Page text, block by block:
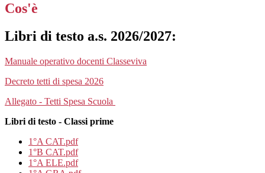
Cos'è
Libri di testo a.s. 2026/2027:
Manuale operativo docenti Classeviva
Decreto tetti di spesa 2026
Allegato - Tetti Spesa Scuola
Libri di testo - Classi prime
1°A CAT.pdf
1°B CAT.pdf
1°A ELE.pdf